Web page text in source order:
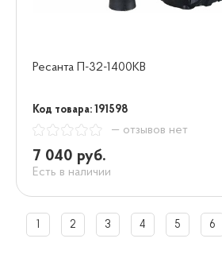
Ресанта П-32-1400КВ
Код товара: 191598
— отзывов нет
7 040 руб.
Есть в наличии
1 2 3 4 5 6